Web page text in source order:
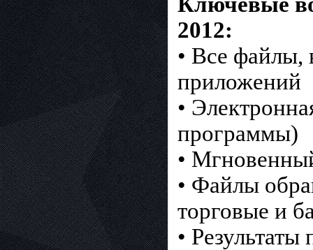
2012:
• Все файлы,
приложений
•
программы)
•
• Файлы
торговые и
•